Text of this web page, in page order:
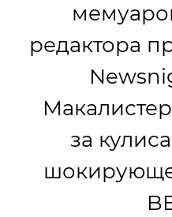
редактора
за